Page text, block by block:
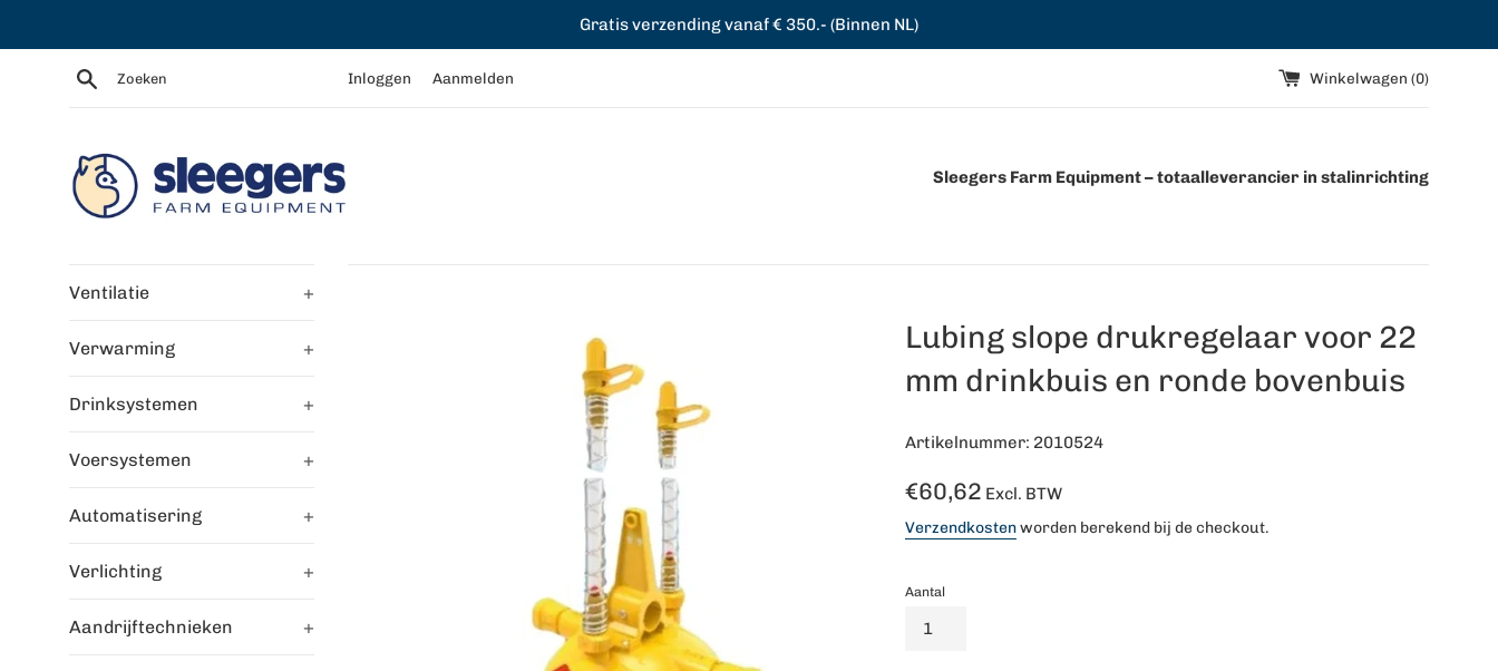
Gratis verzending vanaf € 350.- (Binnen NL)
Zoeken Inloggen Aanmelden Winkelwagen (0)
Sleegers Farm Equipment – totaalleverancier in stalinrichting
Ventilatie +
Verwarming +
Drinksystemen +
Voersystemen +
Automatisering +
Verlichting +
Aandrijftechnieken +
Lubing slope drukregelaar voor 22
mm drinkbuis en ronde bovenbuis
Artikelnummer: 2010524
Normale
€60,62 Excl. BTW
Verzendkostenworden berekend bij de checkout.
Aantal